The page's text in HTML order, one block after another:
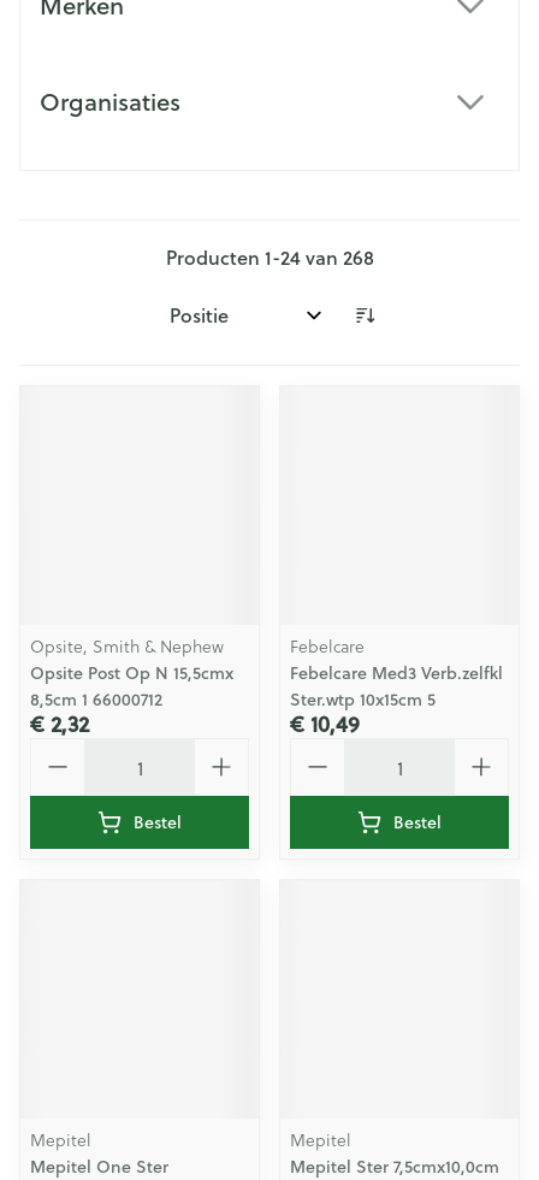
Organisaties
Producten 1-24van 268
Sorteer op:
Opsite, Smith & Nephew
Opsite Post Op N 15,5cmx
8,5cm 1 66000712
€ 2,32
Bestel
Febelcare
Febelcare Med3 Verb.zelfkl
Ster.wtp 10x15cm 5
€ 10,49
Bestel
Mepitel
Mepitel One Ster
Mepitel
Mepitel Ster 7,5cmx10,0cm